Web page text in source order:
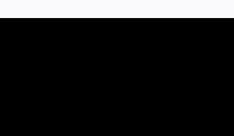
ประเทศ งานจัดต่อเนื่อง
ล์ 101, 102 ไบเทค